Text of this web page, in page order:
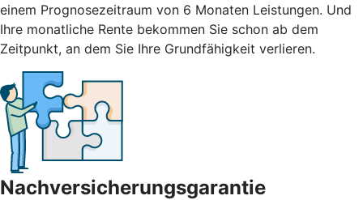
einem Prognosezeitraum von 6 Monaten Leistungen. Und
Ihre monatliche Rente bekommen Sie schon ab dem
Zeitpunkt, an dem Sie Ihre Grundfähigkeit verlieren.
Nachversicherungsgarantie